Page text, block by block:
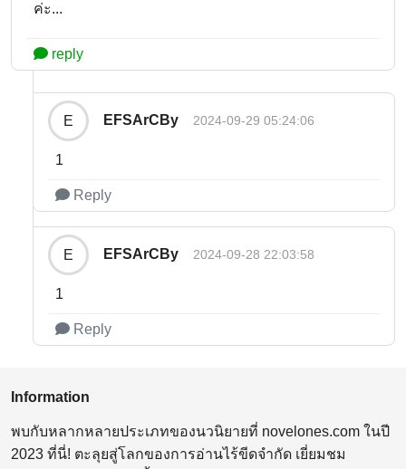
ค่ะ...
reply
E EFSArCBy 2024-09-29 05:24:06
1
Reply
E EFSArCBy 2024-09-28 22:03:58
1
Reply
Information
พบกับหลากหลายประเภทของนวนิยายที่ novelones.com ในปี
2023 ที่นี่! ตะลุยสู่โลกของการอ่านไร้ขีดจำกัด เยี่ยมชม